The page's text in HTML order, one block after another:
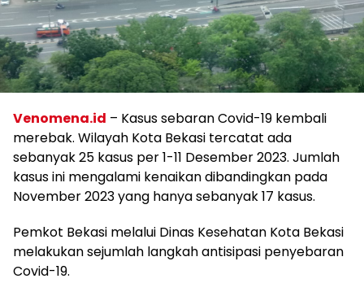
Venomena.id – Kasus sebaran Covid-19 kembali
merebak. Wilayah Kota Bekasi tercatat ada
sebanyak 25 kasus per 1-11 Desember 2023. Jumlah
kasus ini mengalami kenaikan dibandingkan pada
November 2023 yang hanya sebanyak 17 kasus.
Pemkot Bekasi melalui Dinas Kesehatan Kota Bekasi
melakukan sejumlah langkah antisipasi penyebaran
Covid-19.